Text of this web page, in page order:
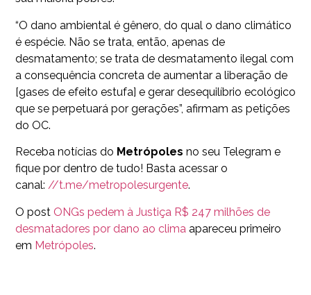
“O dano ambiental é gênero, do qual o dano climático
é espécie. Não se trata, então, apenas de
desmatamento; se trata de desmatamento ilegal com
a consequência concreta de aumentar a liberação de
[gases de efeito estufa] e gerar desequilíbrio ecológico
que se perpetuará por gerações”, afirmam as petições
do OC.
Receba notícias do Metrópoles no seu Telegram e
fique por dentro de tudo! Basta acessar o
canal: //t.me/metropolesurgente.
O post ONGs pedem à Justiça R$ 247 milhões de
desmatadores por dano ao clima apareceu primeiro
em Metrópoles.